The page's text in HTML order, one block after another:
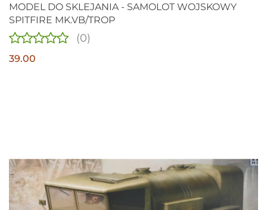
MODEL DO SKLEJANIA - SAMOLOT WOJSKOWY
SPITFIRE MK.VB/TROP
(0)
39.00